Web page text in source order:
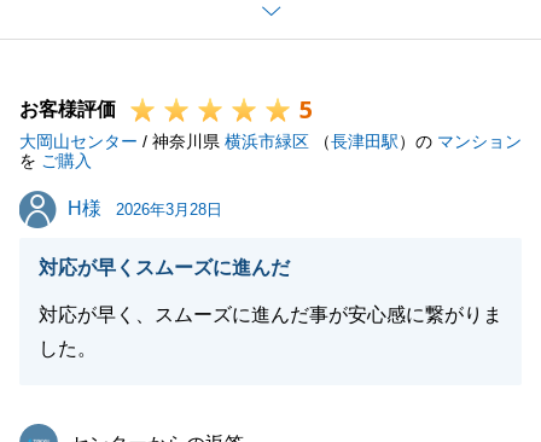
誠にありがとうございました。
かお困り事がございましたら、いつでもご連絡いただ
けますと幸いです。
私もご新居の完成を楽しみに、改めてご挨拶にお伺い
いたします。
お客様評価 5
大岡山センター / 神奈川県 横浜市緑区 （長津田駅）の マンション
を ご購入
H様
H様 2026年3月28日
対応が早くスムーズに進んだ
対応が早く、スムーズに進んだ事が安心感に繋がりま
した。
東急リバブル